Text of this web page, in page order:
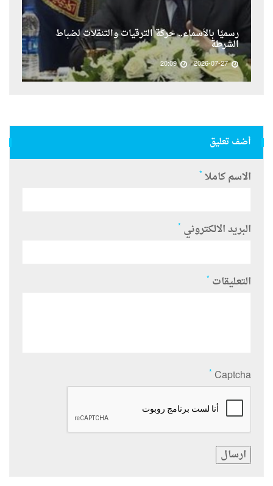
رسميًا بالأسماء.. حركة الترقيات والتنقلات لضباط
الشرطة
2026-07-27
20:09
أضف تعليق
الاسم كاملا *
البريد الالكتروني *
التعليقات *
Captcha
*
ارسال